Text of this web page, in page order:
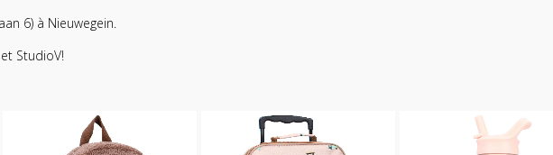
6) à Nieuwegein.
et StudioV!